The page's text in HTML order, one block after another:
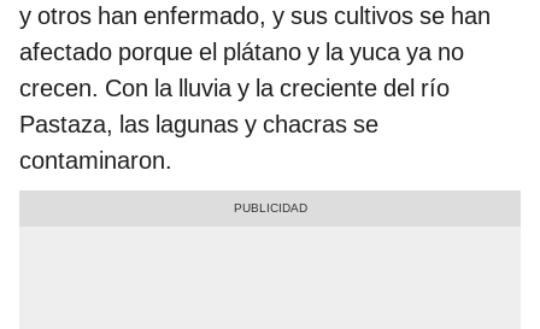
y otros han enfermado, y sus cultivos se han
afectado porque el plátano y la yuca ya no
crecen. Con la lluvia y la creciente del río
Pastaza, las lagunas y chacras se
contaminaron.